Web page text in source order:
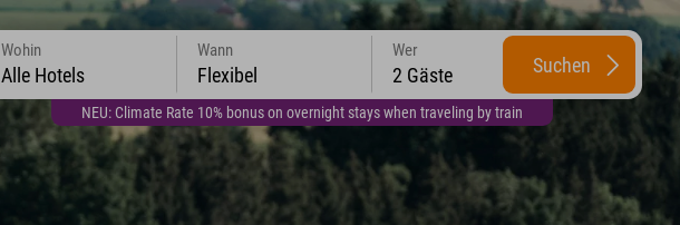
NEU: Climate Rate 10% bonus on overnight stays when traveling by train
Wohin
Alle Hotels
Wann
Flexibel
Wer
2 Gäste Suchen